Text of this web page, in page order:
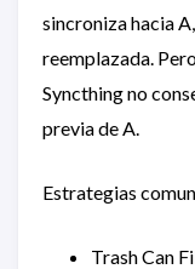
sincroniza hacia
reemplazada.
Syncthing no
previa de A.
Estrategias
Trash Can